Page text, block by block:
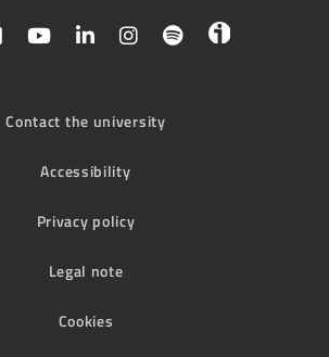
Contact the university
Accessibility
Privacy policy
Legal note
Cookies